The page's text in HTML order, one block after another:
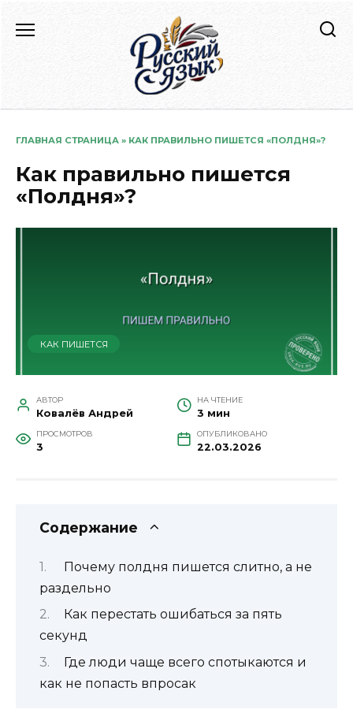
содержанию
ГЛАВНАЯ СТРАНИЦА » КАК ПРАВИЛЬНО ПИШЕТСЯ «ПОЛДНЯ»?
Как правильно пишется
«Полдня»?
КАК ПИШЕТСЯ
АВТОР
Ковалёв Андрей
НА ЧТЕНИЕ
3 мин
ПРОСМОТРОВ
3
ОПУБЛИКОВАНО
22.03.2026
Содержание
Почему полдня пишется слитно, а не
раздельно
Как перестать ошибаться за пять
секунд
Где люди чаще всего спотыкаются и
как не попасть впросак